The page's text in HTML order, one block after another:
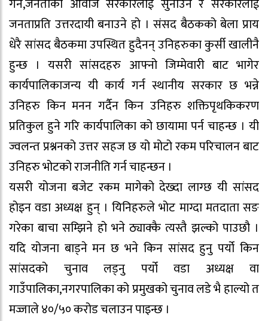
गर्ने,जनताको आवाज सरकारलाई सुनाउने र सरकारलाई
जनताप्रति उत्तरदायी बनाउने हो । संसद बैठकको बेला प्राय
धेरै सांसद बैठकमा उपस्थित हुदैनन् उनिहरुका कुर्सी खालीनै
हुन्छ । यसरी सांसदहरु आफ्नो जिम्मेवारी बाट भागेर
कार्यपालिकाजन्य यी कार्य गर्न स्थानीय सरकार छ भन्ने
उनिहरु किन मनन गर्दैन किन उनिहरु शक्तिपृथकिकरण
प्रतिकुल हुने गरि कार्यपालिका को छायामा पर्न चाहन्छ । यी
ज्वलन्त प्रश्ननको उत्तर सहज छ यो मोटो रकम परिचालन बाट
उनिहरु भोटको राजनीति गर्न चाहन्छन ।
यसरी योजना बजेट रकम मागेको देख्दा लाग्छ यी सांसद
होइन वडा अध्यक्ष हुन् । यिनिहरुले भोट माग्दा मतदाता सङ
गरेका बाचा सम्झिने हो भने ठ्याक्कै त्यस्तै झल्को पाउछौ ।
यदि योजना बाड्ने मन छ भने किन सांसद हुनु पर्यो किन
सांसदको चुनाव लड्नु पर्यो वडा अध्यक्ष वा
गाउँपालिका,नगरपालिका को प्रमुखको चुनाव लडे भै हाल्यो त
मज्जाले ४०/५० करोड चलाउन पाइन्छ ।